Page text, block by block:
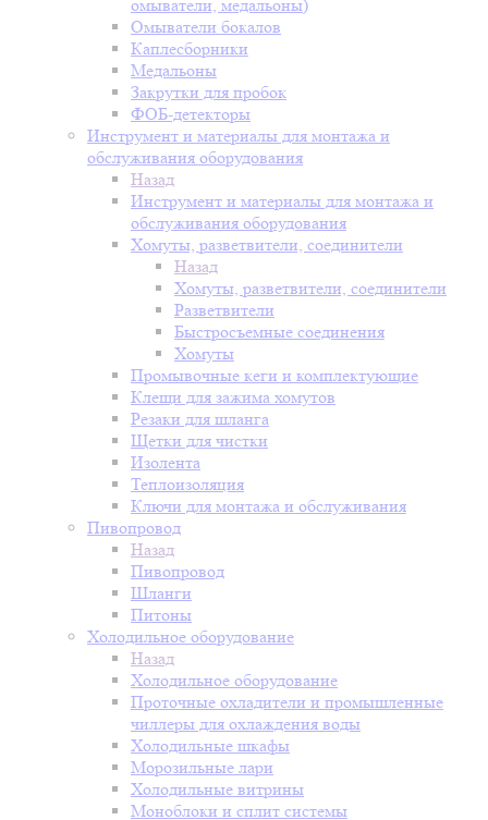
омыватели, медальоны)
Омыватели бокалов
Каплесборники
Медальоны
Закрутки для пробок
ФОБ-детекторы
Инструмент и материалы для монтажа и
обслуживания оборудования
Назад
Инструмент и материалы для монтажа и
обслуживания оборудования
Хомуты, разветвители, соединители
Назад
Хомуты, разветвители, соединители
Разветвители
Быстросъемные соединения
Хомуты
Промывочные кеги и комплектующие
Клещи для зажима хомутов
Резаки для шланга
Щетки для чистки
Изолента
Теплоизоляция
Ключи для монтажа и обслуживания
Пивопровод
Назад
Пивопровод
Шланги
Питоны
Холодильное оборудование
Назад
Холодильное оборудование
Проточные охладители и промышленные
чиллеры для охлаждения воды
Холодильные шкафы
Морозильные лари
Холодильные витрины
Моноблоки и сплит системы